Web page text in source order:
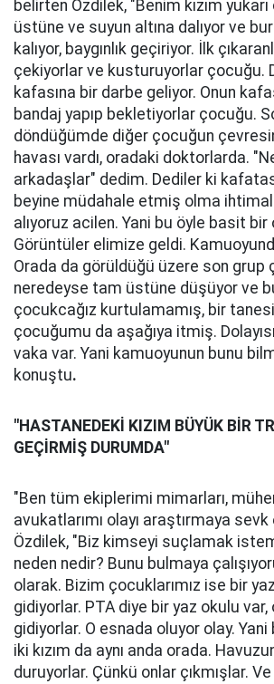
belirten Özdilek, "Benim kızım yukarı
üstüne ve suyun altına dalıyor ve
kalıyor, baygınlık geçiriyor. İlk
çekiyorlar ve kusturuyorlar çocuğu.
kafasına bir darbe geliyor. Onun
bandaj yapıp bekletiyorlar çocuğu.
döndüğümde diğer çocuğun
havası vardı, oradaki doktorlarda.
arkadaşlar" dedim. Dediler ki
beyine müdahale etmiş olma
alıyoruz acilen. Yani bu öyle basit bir
Görüntüler elimize geldi.
Orada da görüldüğü üzere son grup
neredeyse tam üstüne düşüyor ve
çocukcağız kurtulamamış, bir
çocuğumu da aşağıya itmiş.
vaka var. Yani kamuoyunun bunu
konuştu.
"HASTANEDEKİ KIZIM BÜYÜK BİR
GEÇİRMİŞ DURUMDA"
"Ben tüm ekiplerimi mimarları,
avukatlarımı olayı araştırmaya
Özdilek, "Biz kimseyi suçlamak
neden nedir? Bunu bulmaya
olarak. Bizim çocuklarımız ise bir
gidiyorlar. PTA diye bir yaz okulu var,
gidiyorlar. O esnada oluyor olay.
iki kızım da aynı anda orada.
duruyorlar. Çünkü onlar çıkmışlar.